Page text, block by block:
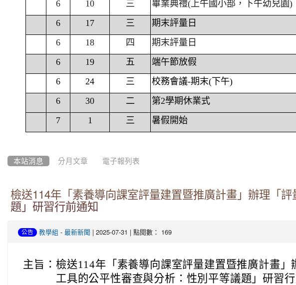
6 10 三
畢業典禮(上午國小部，下午幼兒園)
6
17 三
期末評量日
6
18 四
期末評量日
6
19 五
端午節放假
6
24 三
校務會議-期末(下午)
6
30 二
第2學期休業式
7
1 三 暑假開始
本站消息 分月文章 電子報列表
檢送114年「素養導向課室評量建置暨推廣計畫」辦理「
題」研習行前通知
公告 教學組 - 最新新聞 | 2025-07-31 | 點閱數： 169
主旨： 檢送114年「素養導向課室評量建置暨推廣計畫」
工具的公平性審查與分析：性別平等議題」研習行